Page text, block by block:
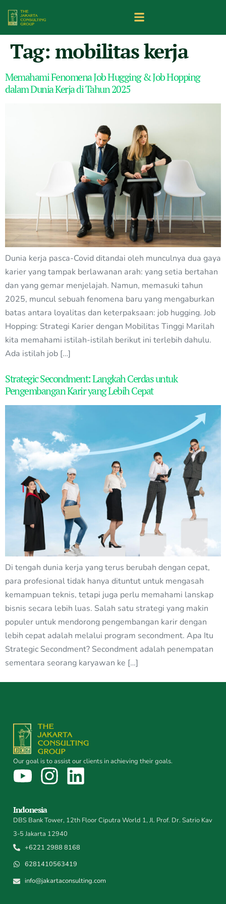
Tag: mobilitas kerja
Memahami Fenomena Job Hugging & Job Hopping
dalam Dunia Kerja di Tahun 2025
Dunia kerja pasca-Covid ditandai oleh munculnya dua gaya
karier yang tampak berlawanan arah: yang setia bertahan
dan yang gemar menjelajah. Namun, memasuki tahun
2025, muncul sebuah fenomena baru yang mengaburkan
batas antara loyalitas dan keterpaksaan: job hugging. Job
Hopping: Strategi Karier dengan Mobilitas Tinggi Marilah
kita memahami istilah-istilah berikut ini terlebih dahulu.
Ada istilah job […]
Strategic Secondment: Langkah Cerdas untuk
Pengembangan Karir yang Lebih Cepat
Di tengah dunia kerja yang terus berubah dengan cepat,
para profesional tidak hanya dituntut untuk mengasah
kemampuan teknis, tetapi juga perlu memahami lanskap
bisnis secara lebih luas. Salah satu strategi yang makin
populer untuk mendorong pengembangan karir dengan
lebih cepat adalah melalui program secondment. Apa Itu
Strategic Secondment? Secondment adalah penempatan
sementara seorang karyawan ke […]
Our goal is to assist our clients in achieving their goals.
Indonesia
DBS Bank Tower, 12th Floor Ciputra World 1, Jl. Prof. Dr. Satrio Kav
3-5 Jakarta 12940
+6221 2988 8168
6281410563419
info@jakartaconsulting.com